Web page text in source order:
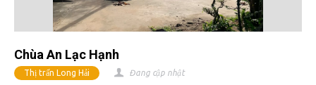
Chùa An Lạc Hạnh
Thị trấn Long Hải Đang cập nhật